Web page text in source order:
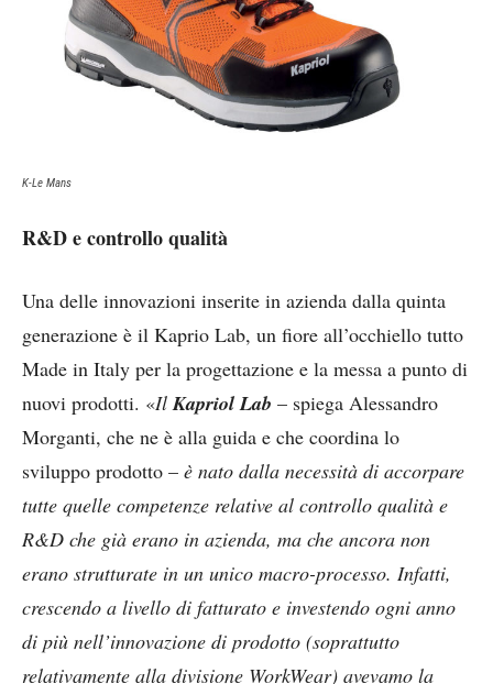
K-Le Mans
R&D e controllo qualità
Una delle innovazioni inserite in azienda dalla quinta
generazione è il Kaprio Lab, un fiore all’occhiello tutto
Made in Italy per la progettazione e la messa a punto di
nuovi prodotti. «Il Kapriol Lab – spiega Alessandro
Morganti, che ne è alla guida e che coordina lo
sviluppo prodotto – è nato dalla necessità di accorpare
tutte quelle competenze relative al controllo qualità e
R&D che già erano in azienda, ma che ancora non
erano strutturate in un unico macro-processo. Infatti,
crescendo a livello di fatturato e investendo ogni anno
di più nell’innovazione di prodotto (soprattutto
relativamente alla divisione WorkWear) avevamo la